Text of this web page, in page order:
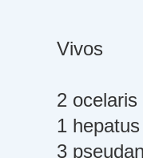
Vivos
2 ocelaris
1 hepatus
3